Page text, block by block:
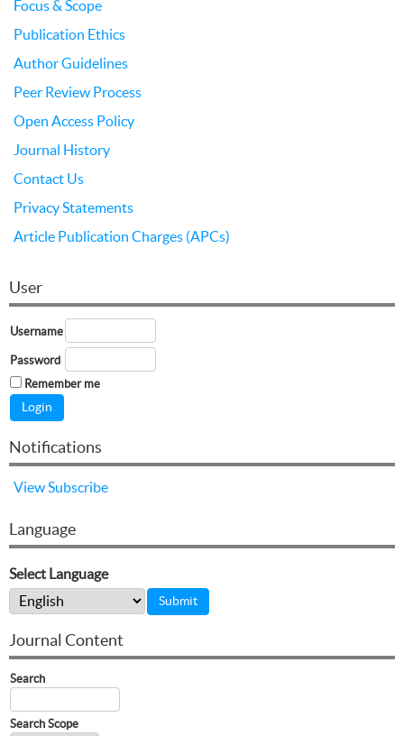
Focus & Scope
Publication Ethics
Author Guidelines
Peer Review Process
Open Access Policy
Journal History
Contact Us
Privacy Statements
Article Publication Charges (APCs)
User
Username
Password
Remember me
Notifications
View Subscribe
Language
Select Language
Journal Content
Search
Search Scope